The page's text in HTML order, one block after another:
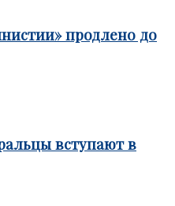
продлено до
вступают в